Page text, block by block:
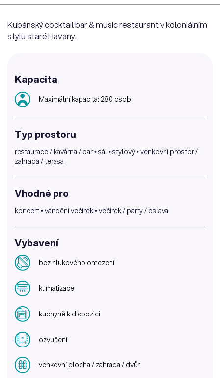
Kubánský cocktail bar & music restaurant v koloniálním
stylu staré Havany.
Kapacita
Maximální kapacita: 280 osob
Typ prostoru
restaurace / kavárna / bar • sál • stylový • venkovní prostor /
zahrada / terasa
Vhodné pro
koncert • vánoční večírek • večírek / party / oslava
Vybavení
bez hlukového omezení
klimatizace
kuchyně k dispozici
ozvučení
venkovní plocha / zahrada / dvůr